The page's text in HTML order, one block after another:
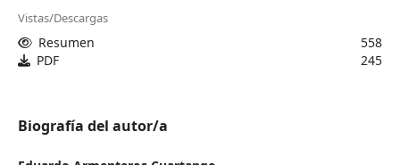
Vistas/Descargas
Resumen
558
PDF
245
Biografía del autor/a